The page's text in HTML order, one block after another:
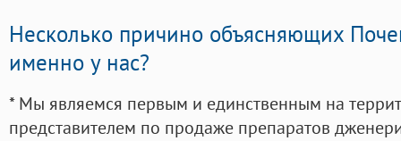
Несколько причино объясняющих
именно у нас?
* Мы являемся первым и единственным на
представителем по продаже препаратов